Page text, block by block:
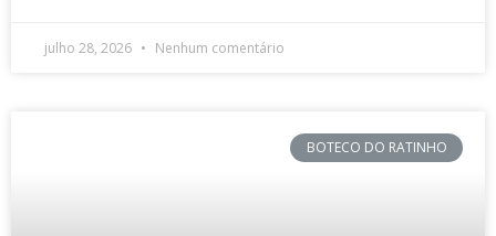
julho 28, 2026 Nenhum comentário
BOTECO DO RATINHO